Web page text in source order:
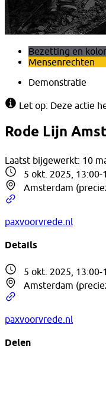
Bezetting en
Mensenrechten
Demonstratie
Let op: Deze actie
Rode Lijn
Laatst bijgewerkt: 10
5 okt. 2025, 13:00-
Amsterdam
paxvoorvrede.nl
Details
5 okt. 2025, 13:00-
Amsterdam
paxvoorvrede.nl
Delen